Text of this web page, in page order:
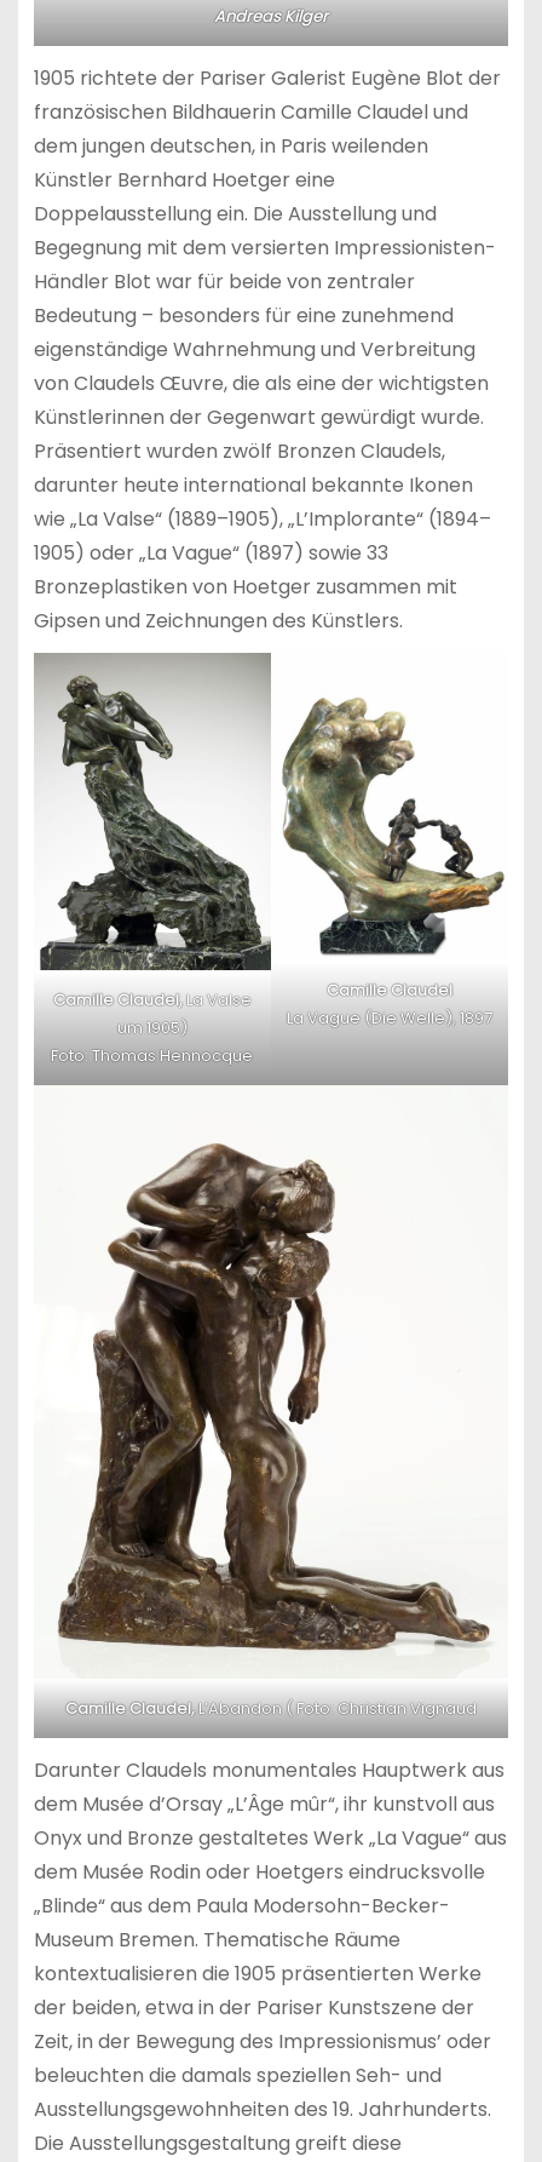
Andreas Kilger
1905 richtete der Pariser Galerist Eugène Blot der
französischen Bildhauerin Camille Claudel und
dem jungen deutschen, in Paris weilenden
Künstler Bernhard Hoetger eine
Doppelausstellung ein. Die Ausstellung und
Begegnung mit dem versierten Impressionisten-
Händler Blot war für beide von zentraler
Bedeutung – besonders für eine zunehmend
eigenständige Wahrnehmung und Verbreitung
von Claudels Œuvre, die als eine der wichtigsten
Künstlerinnen der Gegenwart gewürdigt wurde.
Präsentiert wurden zwölf Bronzen Claudels,
darunter heute international bekannte Ikonen
wie „La Valse“ (1889–1905), „L’Implorante“ (1894–
1905) oder „La Vague“ (1897) sowie 33
Bronzeplastiken von Hoetger zusammen mit
Gipsen und Zeichnungen des Künstlers.
Camille Claudel,La Valse
um 1905)
Foto: Thomas Hennocque
Camille Claudel
La Vague (Die Welle), 1897
Camille Claudel,L’Abandon ( Foto: Christian Vignaud
Darunter Claudels monumentales Hauptwerk aus
dem Musée d’Orsay „L’Âge mûr“, ihr kunstvoll aus
Onyx und Bronze gestaltetes Werk „La Vague“ aus
dem Musée Rodin oder Hoetgers eindrucksvolle
„Blinde“ aus dem Paula Modersohn-Becker-
Museum Bremen. Thematische Räume
kontextualisieren die 1905 präsentierten Werke
der beiden, etwa in der Pariser Kunstszene der
Zeit, in der Bewegung des Impressionismus’ oder
beleuchten die damals speziellen Seh- und
Ausstellungsgewohnheiten des 19. Jahrhunderts.
Die Ausstellungsgestaltung greift diese